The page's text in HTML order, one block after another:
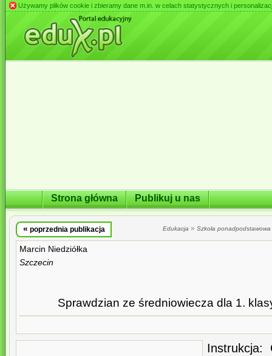
Używamy plików cookie i zbieramy dane m.in. w celach statystycznych i
Strona główna Publikuj u nas
« poprzednia publikacja Edukacja » Szkoła ponadpodstawowa
Marcin Niedziółka
Szczecin
Sprawdzian ze średniowiecza dla 1.
Instrukcja: